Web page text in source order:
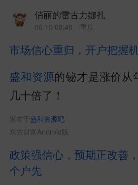
俏丽的雷古力娜扎
06-10 08:48 · 重庆
市场信心重归，开户把握
盛和资源的铋才是涨价从
几十倍了！
发布于 盛和资源吧
东方财富Android版
政策强信心，预期正改善
个户先